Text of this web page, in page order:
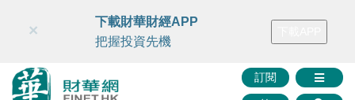
財華智庫網 FINTV FINMETA 財華證券 媒體矩陣
訂閱
×
下載財華財經APP
把握投資先機